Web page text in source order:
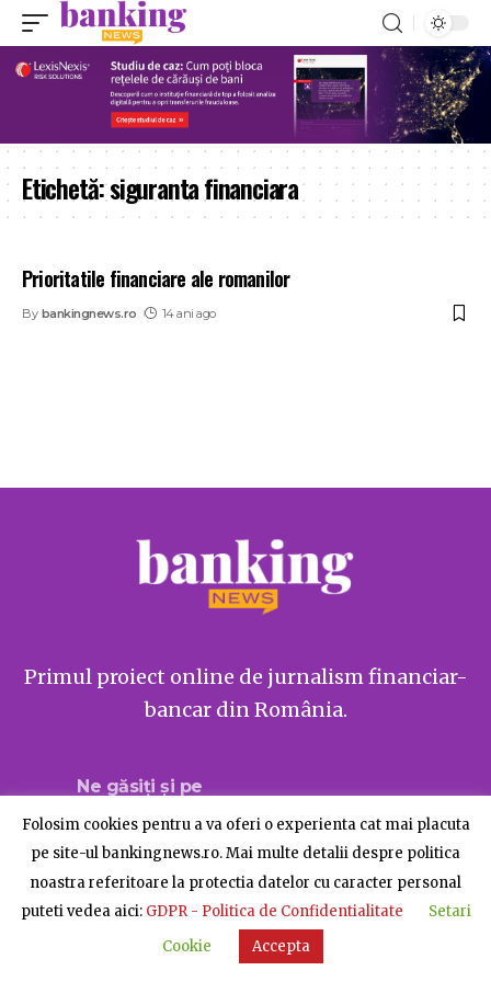
Etichetă:siguranta financiara
Prioritatile financiare ale romanilor
By bankingnews.ro 14 ani ago
Primul proiect online de jurnalism financiar-
bancar din România.
Ne găsiți și pe
© BankingNews - Toate drepturile rezervate
Despre BankingNews Contact Publicitate
Folosim cookies pentru a va oferi o experienta cat mai placuta
pe site-ul bankingnews.ro. Mai multe detalii despre politica
noastra referitoare la protectia datelor cu caracter personal
puteti vedea aici: GDPR - Politica de Confidentialitate
Setari
Cookie
Accepta